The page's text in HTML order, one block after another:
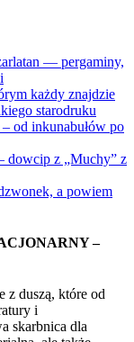
— pergaminy,
każdy znajdzie
starodruku
od inkunabułów po
dowcip z „Muchy” z
a powiem
–
z duszą, które od
i
skarbnica dla